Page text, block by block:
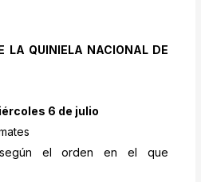
LA QUINIELA NACIONAL DE
6 de julio
según el orden en el que